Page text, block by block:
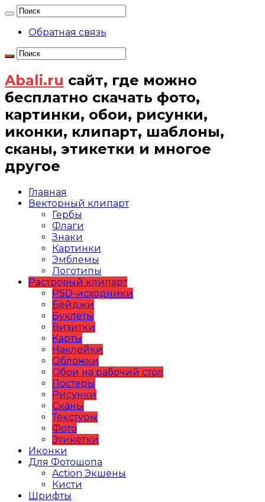
Обратная связь
Abali.ru сайт, где можно
бесплатно скачать фото,
картинки, обои, рисунки,
иконки, клипарт, шаблоны,
сканы, этикетки и многое
другое
Главная
Векторный клипарт
Гербы
Флаги
Знаки
Картинки
Эмблемы
Логотипы
Растровый клипарт
PSD-исходники
Бейджи
Буклеты
Визитки
Карты
Наклейки
Обложки
Обои на рабочий стол
Постеры
Рисунки
Сканы
Текстуры
Фото
Этикетки
Иконки
Для Фотошопа
Action Экшены
Кисти
Шрифты